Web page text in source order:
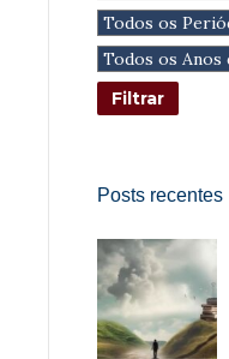
Posts recentes